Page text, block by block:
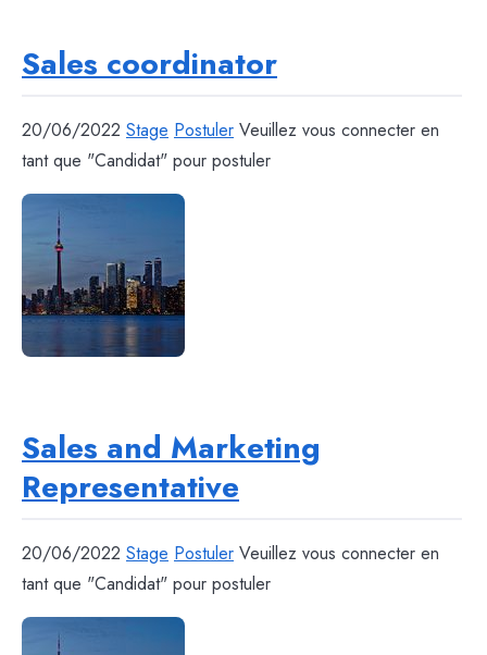
Sales coordinator
20/06/2022 Stage Postuler Veuillez vous connecter en
tant que "Candidat" pour postuler
Sales and Marketing
Representative
20/06/2022 Stage Postuler Veuillez vous connecter en
tant que "Candidat" pour postuler